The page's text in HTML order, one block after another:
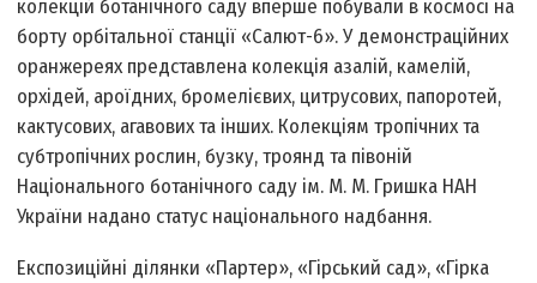
колекцій ботанічного саду вперше побували в космосі на
борту орбітальної станції «Салют-6». У демонстраційних
оранжереях представлена колекція азалій, камелій,
орхідей, ароїдних, бромелієвих, цитрусових, папоротей,
кактусових, агавових та інших. Колекціям тропічних та
субтропічних рослин, бузку, троянд та півоній
Національного ботанічного саду ім. М. М. Гришка НАН
України надано статус національного надбання.
Експозиційні ділянки «Партер», «Гірський сад», «Гірка